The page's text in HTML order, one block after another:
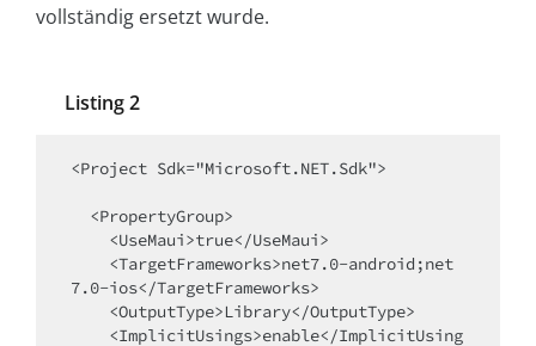
vollständig ersetzt wurde.
Listing 2
<Project Sdk="Microsoft.NET.Sdk">
7.0-ios</TargetFrameworks>